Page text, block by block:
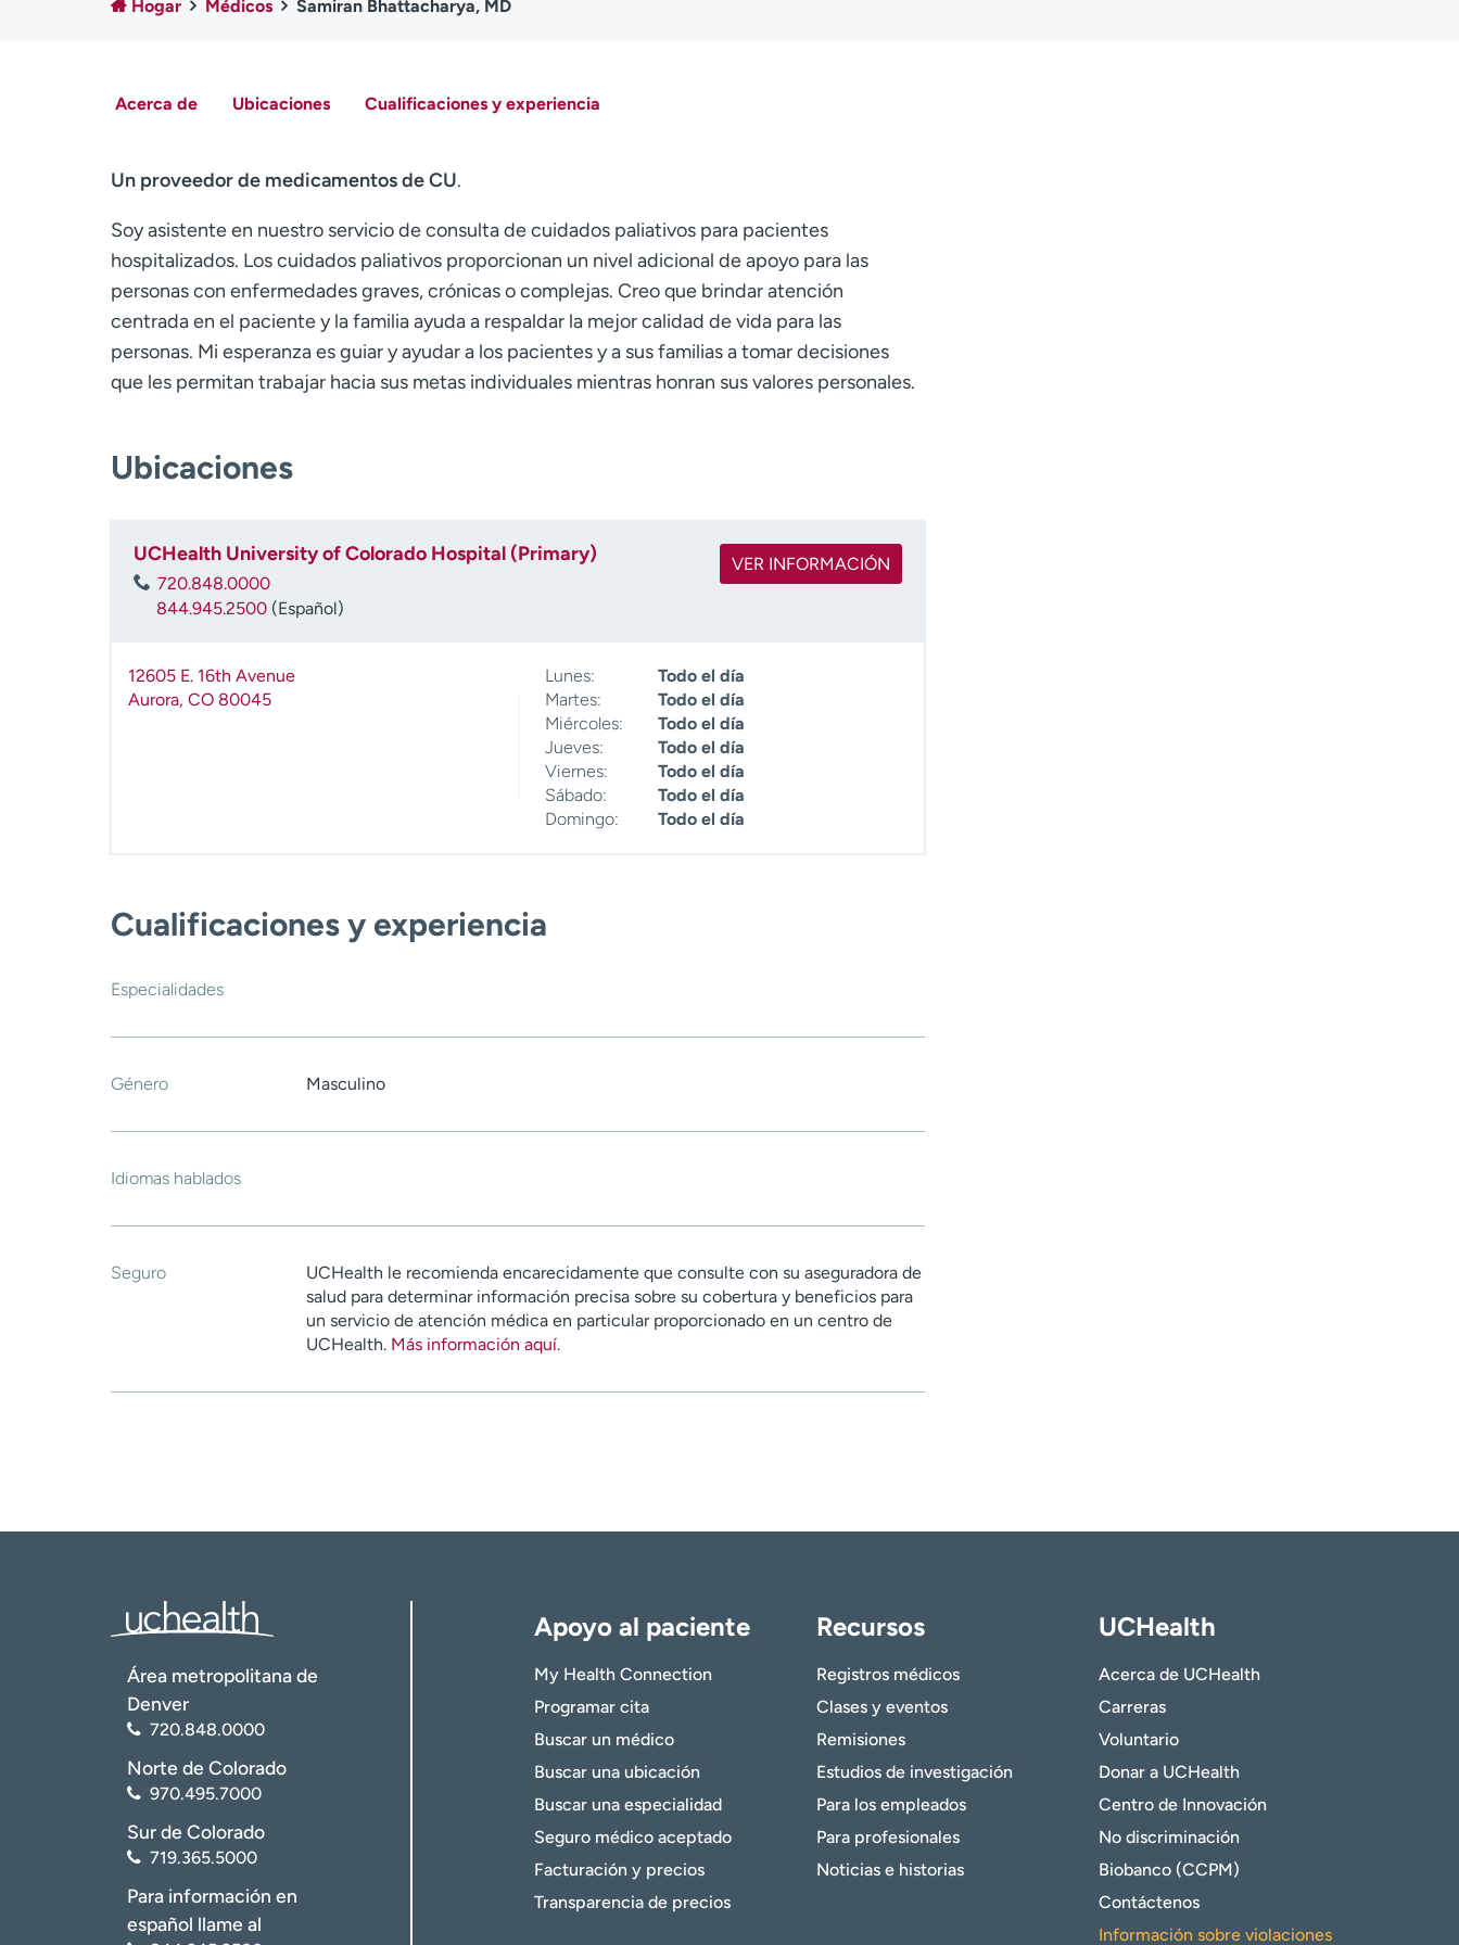
Hogar Médicos Samiran Bhattacharya, MD
Acerca de Ubicaciones Cualificaciones y experiencia
Un proveedor de medicamentos de CU.
Soy asistente en nuestro servicio de consulta de cuidados paliativos para pacientes
hospitalizados. Los cuidados paliativos proporcionan un nivel adicional de apoyo para las
personas con enfermedades graves, crónicas o complejas. Creo que brindar atención
centrada en el paciente y la familia ayuda a respaldar la mejor calidad de vida para las
personas. Mi esperanza es guiar y ayudar a los pacientes y a sus familias a tomar decisiones
que les permitan trabajar hacia sus metas individuales mientras honran sus valores personales.
Ubicaciones
UCHealth University of Colorado Hospital (Primary)
720.848.0000
844.945.2500 (Español)
VER INFORMACIÓN
12605 E. 16th Avenue
Aurora, CO 80045
Lunes:
Todo el día
Martes:
Todo el día
Miércoles:
Todo el día
Jueves:
Todo el día
Viernes:
Todo el día
Sábado:
Todo el día
Domingo:
Todo el día
Cualificaciones y experiencia
Especialidades
Género Masculino
Idiomas hablados
Seguro
UCHealth le recomienda encarecidamente que consulte con su aseguradora de
salud para determinar información precisa sobre su cobertura y beneficios para
un servicio de atención médica en particular proporcionado en un centro de
UCHealth. Más información aquí.
Área metropolitana de
Denver
720.848.0000
Norte de Colorado
970.495.7000
Sur de Colorado
719.365.5000
Para información en
español llame al
Apoyo al paciente
My Health Connection
Programar cita
Buscar un médico
Buscar una ubicación
Buscar una especialidad
Seguro médico aceptado
Facturación y precios
Transparencia de precios
Recursos
Registros médicos
Clases y eventos
Remisiones
Estudios de investigación
Para los empleados
Para profesionales
Noticias e historias
UCHealth
Acerca de UCHealth
Carreras
Voluntario
Donar a UCHealth
Centro de Innovación
No discriminación
Biobanco (CCPM)
Contáctenos
Información sobre violaciones